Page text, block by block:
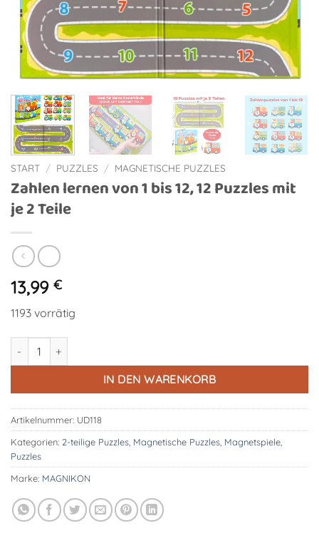
START / PUZZLES / MAGNETISCHE PUZZLES
Zahlen lernen von 1 bis 12, 12 Puzzles mit
je 2 Teile
13,99 €
1193 vorrätig
Zahlen lernen von 1 bis 12, 12 Puzzles mit je 2 Teile Menge
IN DEN WARENKORB
Artikelnummer: UD118
Kategorien: 2-teilige Puzzles Magnetische Puzzles Magnetspiele
Puzzles
Marke: MAGNIKON